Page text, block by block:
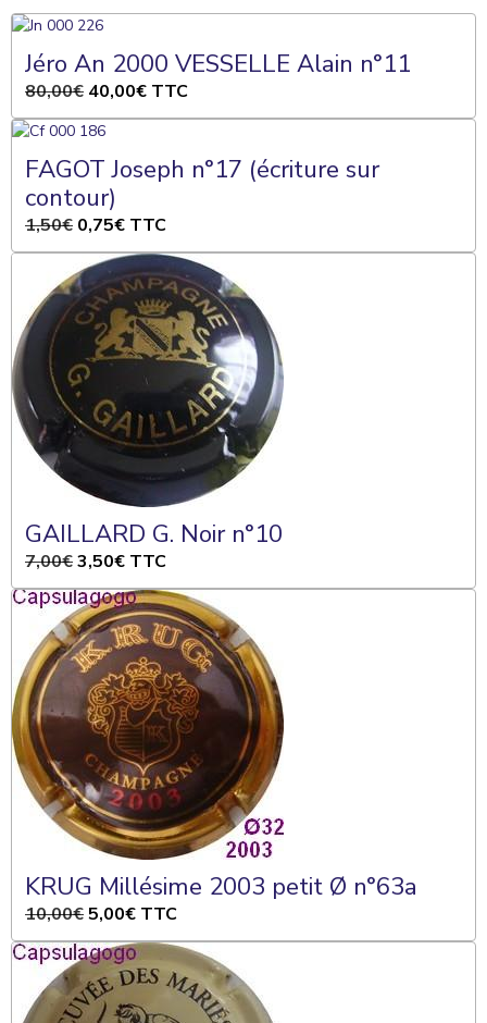
Jéro An 2000 VESSELLE Alain n°11
80,00€ 40,00€ TTC
FAGOT Joseph n°17 (écriture sur
contour)
1,50€ 0,75€ TTC
GAILLARD G. Noir n°10
7,00€3,50€ TTC
KRUG Millésime 2003 petit Ø n°63a
10,00€5,00€ TTC